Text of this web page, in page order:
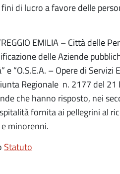
di lucro a favore delle
EMILIA – Città delle
delle Aziende
e “O.S.E.A. – Opere di
Regionale n. 2177 del
che hanno risposto, nei
fornita ai pellegrini al
minorenni.
Statuto